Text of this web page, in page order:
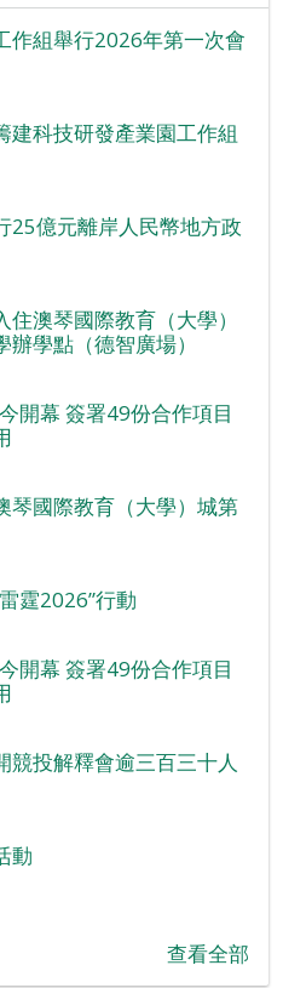
作組舉行2026年第一次會
建科技研發產業園工作組
25億元離岸人民幣地方政
澳琴國際教育（大學）
學點（德智廣場）
開幕 簽署49份合作項目
琴國際教育（大學）城第
霆2026”行動
開幕 簽署49份合作項目
競投解釋會逾三百三十人
動
查看全部